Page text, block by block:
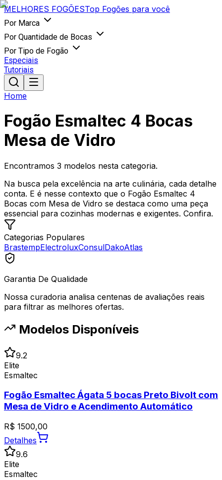
MELHORES FOGÕESTop Fogões para você
Por Marca
Por Quantidade de Bocas
Por Tipo de Fogão
Especiais
Tutoriais
Home
Fogão Esmaltec 4 Bocas
Mesa de Vidro
Encontramos 3 modelos nesta categoria.
Na busca pela excelência na arte culinária, cada detalhe
conta. E é nesse contexto que o Fogão Esmaltec 4
Bocas com Mesa de Vidro se destaca como uma peça
essencial para cozinhas modernas e exigentes. Confira.
Categorias Populares
BrastempElectroluxConsulDakoAtlas
Garantia De Qualidade
Nossa curadoria analisa centenas de avaliações reais
para filtrar as melhores ofertas.
Modelos Disponíveis
9.2
Elite
Esmaltec
Fogão Esmaltec Ágata 5 bocas Preto Bivolt com
Mesa de Vidro e Acendimento Automático
R$ 1500,00
Detalhes
9.6
Elite
Esmaltec